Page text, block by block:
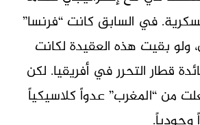
في السابق كانت “فرنسا”
ولو بقيت هذه العقيدة لكانت
قطار التحرر في أفريقيا. لكن
من “المغرب” عدواً كلاسيكياً